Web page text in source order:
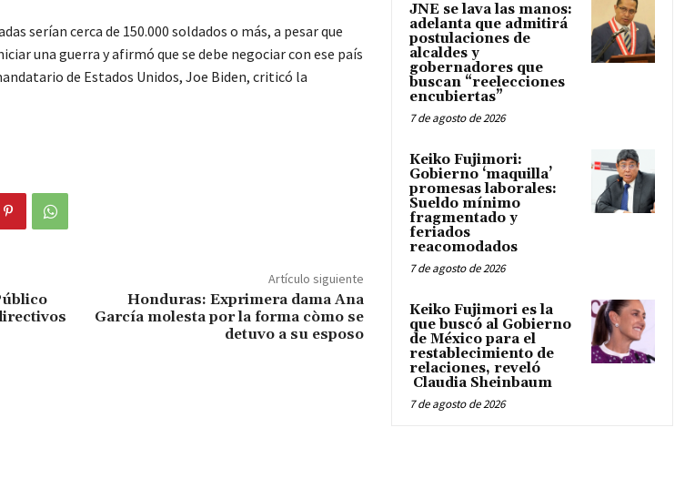
serían cerca de 150.000 soldados o más, a pesar que
una guerra y afirmó que se debe negociar con ese país
de Estados Unidos, Joe Biden, criticó la
Artículo siguiente
Honduras: Exprimera dama Ana
García molesta por la forma còmo se
detuvo a su esposo
JNE se lava las manos:
adelanta que admitirá
postulaciones de
alcaldes y
gobernadores que
buscan “reelecciones
encubiertas”
7 de agosto de 2026
Keiko Fujimori:
Gobierno ‘maquilla’
promesas laborales:
Sueldo mínimo
fragmentado y
feriados
reacomodados
7 de agosto de 2026
Keiko Fujimori es la
que buscó al Gobierno
de México para el
restablecimiento de
relaciones, reveló
Claudia Sheinbaum
7 de agosto de 2026